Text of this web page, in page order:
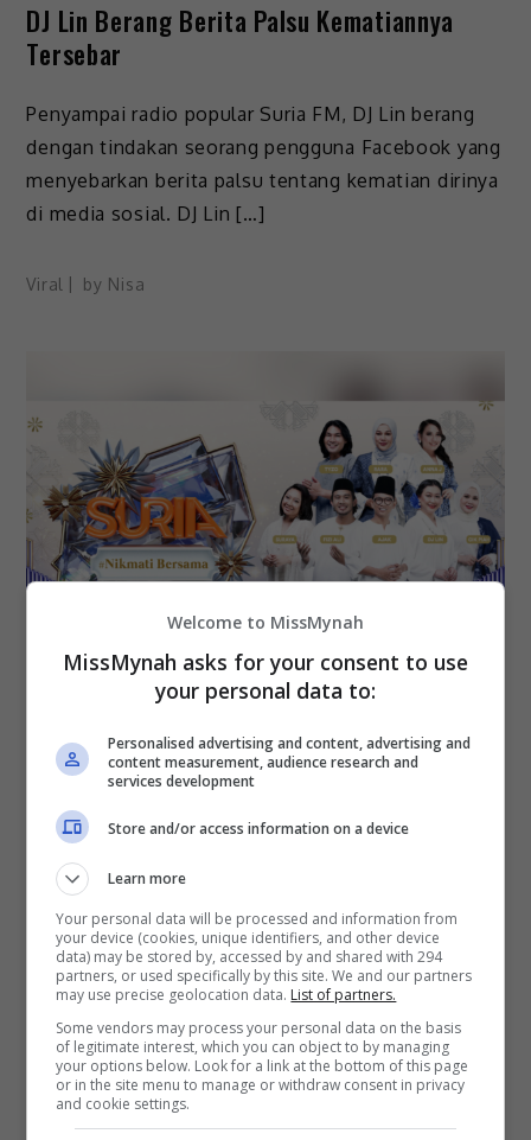
DJ Lin Berang Berita Palsu Kematiannya
Tersebar
Penyampai radio popular Suria FM, DJ Lin berang
dengan tindakan seorang pengguna Facebook yang
menyebarkan berita palsu tentang kematian dirinya
di media sosial. DJ Lin […]
Viral by Nisa
April 26, 2022
Aidilfitri Lebih Meriah DiNikmati Bersama
Suria FM
Bagi menyambut kemeriahan Aidilfitri yang bakal
menjelang tiba tidak lama lagi, stesen radio Suria
FM akan menyajikan pelbagai pengisian khas dan
menarik sepanjang Syawal ini. […]
Hiburan byNisa
Welcome to MissMynah
MissMynah asks for your consent to use
your personal data to:
Personalised advertising and content, advertising and
content measurement, audience research and
services development
Store and/or access information on a device
Learn more
Your personal data will be processed and information from
your device (cookies, unique identifiers, and other device
data) may be stored by, accessed by and shared with 294
partners, or used specifically by this site. We and our partners
may use precise geolocation data. List of partners.
Some vendors may process your personal data on the basis
of legitimate interest, which you can object to by managing
your options below. Look for a link at the bottom of this page
or in the site menu to manage or withdraw consent in privacy
and cookie settings.